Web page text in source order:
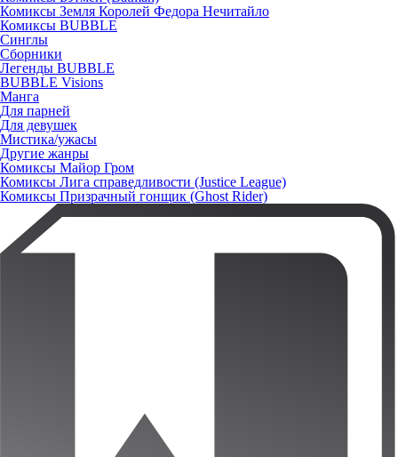
Комиксы Земля Королей Федора Нечитайло
Комиксы BUBBLE
Синглы
Сборники
Легенды BUBBLE
BUBBLE Visions
Манга
Для парней
Для девушек
Мистика/ужасы
Другие жанры
Комиксы Майор Гром
Комиксы Лига справедливости (Justice League)
Комиксы Призрачный гонщик (Ghost Rider)